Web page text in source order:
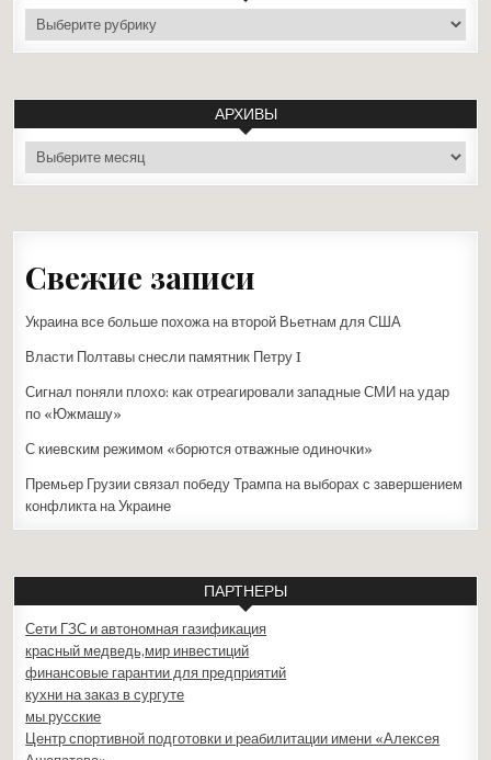
рубрики
АРХИВЫ
архивы
Свежие записи
Украина все больше похожа на второй Вьетнам для США
Власти Полтавы снесли памятник Петру I
Сигнал поняли плохо: как отреагировали западные СМИ на удар
по «Южмашу»
С киевским режимом «борются отважные одиночки»
Премьер Грузии связал победу Трампа на выборах с завершением
конфликта на Украине
ПАРТНЕРЫ
Сети ГЗС и автономная газификация
красный медведь,мир инвестиций
финансовые гарантии для предприятий
кухни на заказ в сургуте
мы русские
Центр спортивной подготовки и реабилитации имени «Алексея